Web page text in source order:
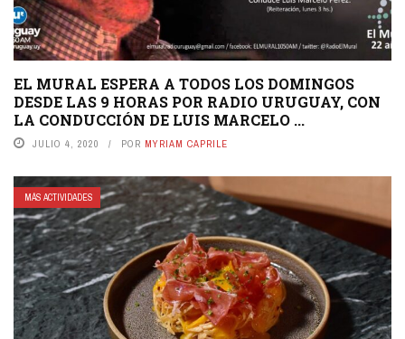
EL MURAL ESPERA A TODOS LOS DOMINGOS
DESDE LAS 9 HORAS POR RADIO URUGUAY, CON
LA CONDUCCIÓN DE LUIS MARCELO ...
JULIO 4, 2020 POR MYRIAM CAPRILE
MÁS ACTIVIDADES